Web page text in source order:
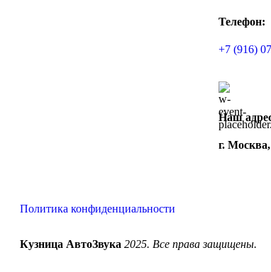
Телефон:
+7 (916)
Наш
г.
Политика конфиденциальности
Кузница АвтоЗвука 2025. Все права защищены.